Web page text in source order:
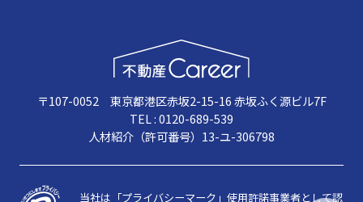
〒107-0052 東京都港区赤坂2-15-16 赤坂ふく源ビル7F
TEL : 0120-689-539
人材紹介（許可番号）13-ユ-306798
当社は「プライバシーマーク」使用許諾事業者として認